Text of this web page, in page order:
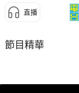
直播
節目精華